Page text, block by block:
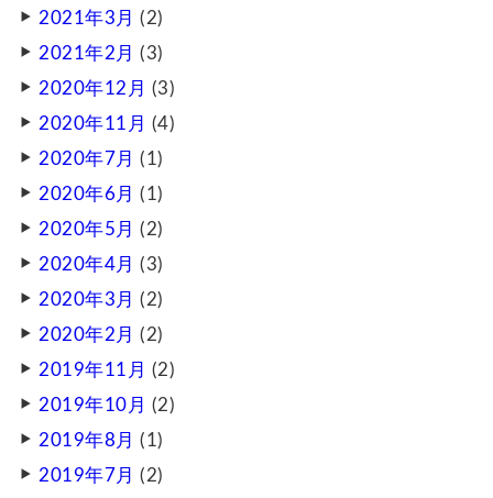
2021年3月 (2)
2021年2月 (3)
2020年12月 (3)
2020年11月 (4)
2020年7月 (1)
2020年6月 (1)
2020年5月 (2)
2020年4月 (3)
2020年3月 (2)
2020年2月 (2)
2019年11月 (2)
2019年10月 (2)
2019年8月 (1)
2019年7月 (2)